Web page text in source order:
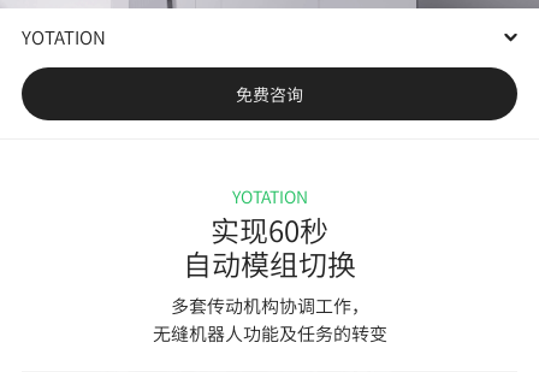
YOTATION
KAGO 5
免费咨询
YOTATION
实现60秒
自动模组切换
多套传动机构协调工作，
无缝机器人功能及任务的转变